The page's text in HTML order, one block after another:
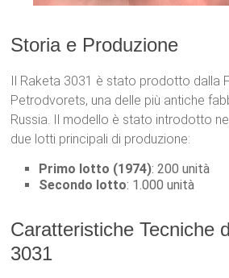
Storia e Produzione
Il Raketa 3031 è stato prodotto dalla
Petrodvorets, una delle più antiche
Russia. Il modello è stato introdotto
due lotti principali di produzione:
Primo lotto (1974): 200 unità
Secondo lotto: 1.000 unità
Caratteristiche Tecniche
3031